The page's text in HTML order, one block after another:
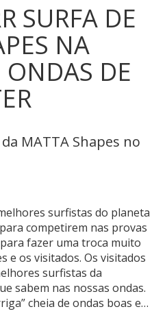
SURFA DE
NA
ONDAS DE
MATTA Shapes no
surfistas do planeta
competirem nas provas
fazer uma troca muito
e os visitados. Os visitados
surfistas da
sabem nas nossas ondas.
cheia de ondas boas e…